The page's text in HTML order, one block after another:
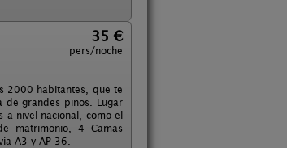
35 €
pers/noche
2000 habitantes, que te
de grandes pinos. Lugar
a nivel nacional, como el
matrimonio, 4 Camas
A3 y AP-36.